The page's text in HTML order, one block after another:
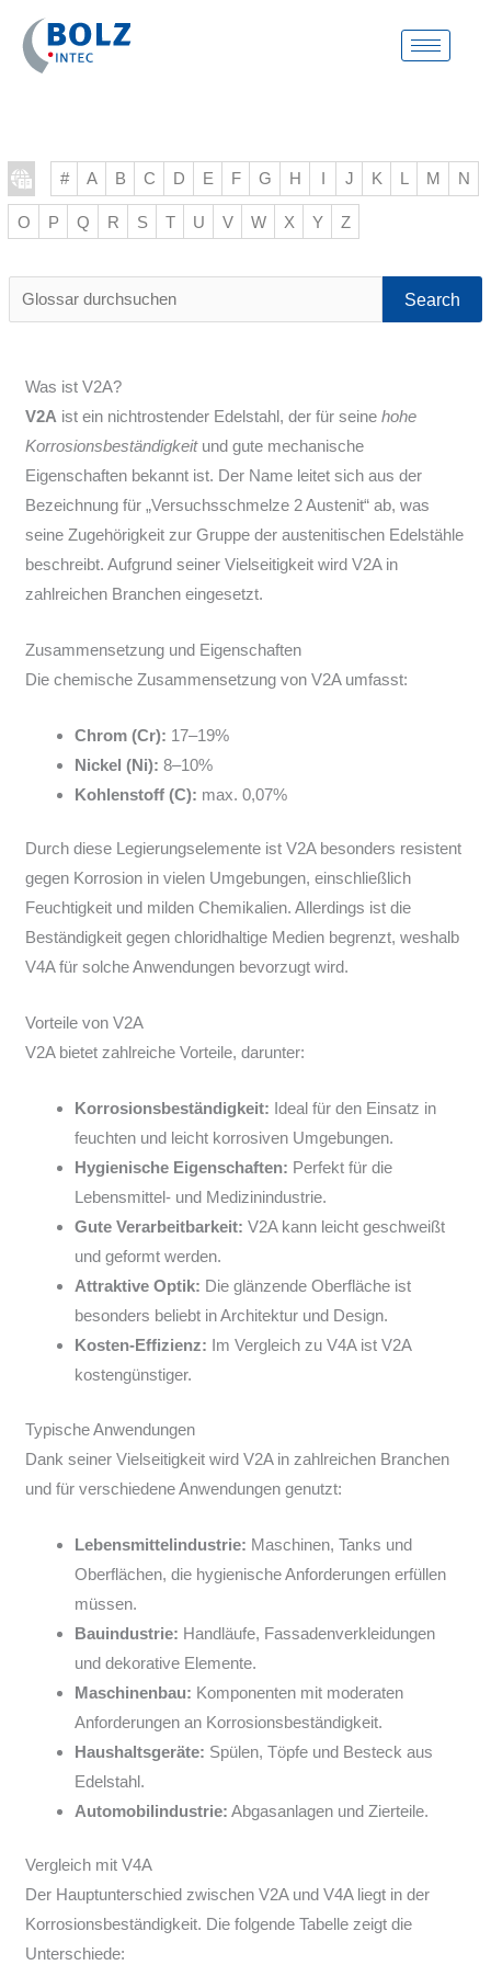
Inhalt
springen
# A B C D E F G H I J K L M N
O P Q R S T U V W X Y Z
Glossar
durchsuchen
Was ist V2A?
V2A ist ein nichtrostender Edelstahl, der für seinehohe
Korrosionsbeständigkeitund gute mechanische
Eigenschaften bekannt ist. Der Name leitet sich aus der
Bezeichnung für „Versuchsschmelze 2 Austenit“ ab, was
seine Zugehörigkeit zur Gruppe der austenitischen Edelstähle
beschreibt. Aufgrund seiner Vielseitigkeit wird V2A in
zahlreichen Branchen eingesetzt.
Zusammensetzung und Eigenschaften
Die chemische Zusammensetzung von V2A umfasst:
Chrom (Cr): 17–19%
Nickel (Ni): 8–10%
Kohlenstoff (C): max. 0,07%
Durch diese Legierungselemente ist V2A besonders resistent
gegen Korrosion in vielen Umgebungen, einschließlich
Feuchtigkeit und milden Chemikalien. Allerdings ist die
Beständigkeit gegen chloridhaltige Medien begrenzt, weshalb
V4A für solche Anwendungen bevorzugt wird.
Vorteile von V2A
V2A bietet zahlreiche Vorteile, darunter:
Korrosionsbeständigkeit: Ideal für den Einsatz in
feuchten und leicht korrosiven Umgebungen.
Hygienische Eigenschaften: Perfekt für die
Lebensmittel- und Medizinindustrie.
Gute Verarbeitbarkeit: V2A kann leicht geschweißt
und geformt werden.
Attraktive Optik: Die glänzende Oberfläche ist
besonders beliebt in Architektur und Design.
Kosten-Effizienz: Im Vergleich zu V4A ist V2A
kostengünstiger.
Typische Anwendungen
Dank seiner Vielseitigkeit wird V2A in zahlreichen Branchen
und für verschiedene Anwendungen genutzt:
Lebensmittelindustrie: Maschinen, Tanks und
Oberflächen, die hygienische Anforderungen erfüllen
müssen.
Bauindustrie: Handläufe, Fassadenverkleidungen
und dekorative Elemente.
Maschinenbau: Komponenten mit moderaten
Anforderungen an Korrosionsbeständigkeit.
Haushaltsgeräte: Spülen, Töpfe und Besteck aus
Edelstahl.
Automobilindustrie: Abgasanlagen und Zierteile.
Vergleich mit V4A
Der Hauptunterschied zwischen V2A und V4A liegt in der
Korrosionsbeständigkeit. Die folgende Tabelle zeigt die
Unterschiede: